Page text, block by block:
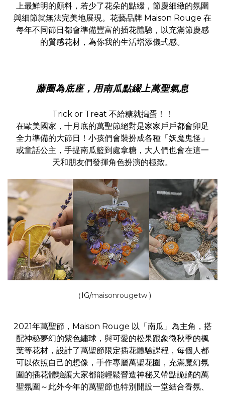
上最鮮明的顏料，若少了花朵的點綴，節慶細緻的氛圍
與細節就無法完美地展現。花藝品牌 Maison Rouge 在
每年不同節日都會準備豐富的插花體驗，以充滿節慶感
的質感花材，為你我的生活增添儀式感。
藤圈為底座，用南瓜點綴上萬聖氣息
Trick or Treat 不給糖就搗蛋！！
在歐美國家，十月底的萬聖節絕對是家家戶戶都會卯足
全力準備的大節日！小孩們會裝扮成各種「妖魔鬼怪」
或童話公主，手提南瓜籃到處拿糖，大人們也會在這一
天和朋友們發揮角色扮演的極致。
（IG/maisonrougetw)
2021年萬聖節，Maison Rouge 以「南瓜」為主角，搭
配神秘夢幻的紫色繡球，與可愛的松果跟象徵秋季的楓
葉等花材，設計了萬聖節限定插花體驗課程，每個人都
可以依照自己的想像，手作專屬萬聖花圈，充滿魔幻氛
圍的插花體驗讓大家都能輕鬆營造神秘又帶點詭譎的萬
聖氛圍～此外今年的萬聖節也特別開設一堂結合香氛、